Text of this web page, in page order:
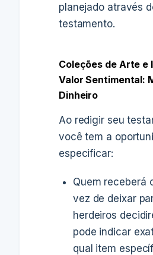
planejado através
testamento.
Coleções de Arte e
Valor Sentimental:
Dinheiro
Ao redigir seu
você tem a
especificar:
Quem receberá
vez de deixar
herdeiros
pode indicar
qual item